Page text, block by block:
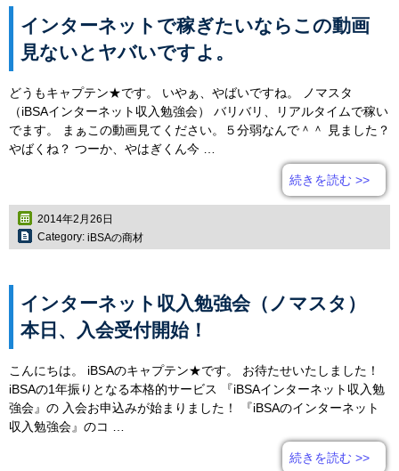
インターネットで稼ぎたいならこの動画
見ないとヤバいですよ。
どうもキャプテン★です。 いやぁ、やばいですね。 ノマスタ
（iBSAインターネット収入勉強会） バリバリ、リアルタイムで稼い
でます。 まぁこの動画見てください。５分弱なんで＾＾ 見ました？
やばくね？ つーか、やはぎくん今 …
続きを読む >>
2014年2月26日
Category: iBSAの商材
インターネット収入勉強会（ノマスタ）
本日、入会受付開始！
こんにちは。 iBSAのキャプテン★です。 お待たせいたしました！
iBSAの1年振りとなる本格的サービス 『iBSAインターネット収入勉
強会』の 入会お申込みが始まりました！ 『iBSAのインターネット
収入勉強会』のコ …
続きを読む >>